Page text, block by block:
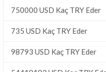
750000 USD Kaç TRY Eder
735 USD Kaç TRY Eder
98793 USD Kaç TRY Eder